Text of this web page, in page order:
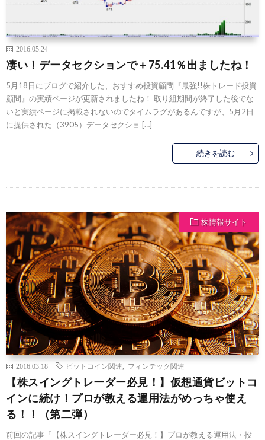
2016.05.24
凄い！データセクションで＋75.41％出ましたね！
5月18日にブログで紹介した、おすすめ投資顧問『最強!!株トレード投資
顧問』の実績ページが更新されましたね！ 取り組期間が終了した後でな
いと実績ページに掲載されないのでタイムラグがあるんですが、5月2日
に提供された（3905）データセクショ […]
続きを読む
株情報サイト
2016.03.18 ビットコイン関連 フィンテック関連
【株スイングトレーダー必見！】仮想通貨ビットコ
インに続け！プロが教える運用法がめっちゃ使え
る！！（第二弾）
前回の記事「【株スイングトレーダー必見！】プロが教える運用法・投